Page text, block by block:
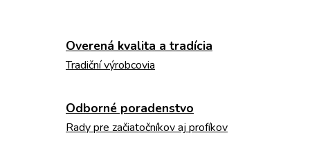
Overená kvalita a tradícia
Tradiční výrobcovia
Odborné poradenstvo
Rady pre začiatočníkov aj profíkov